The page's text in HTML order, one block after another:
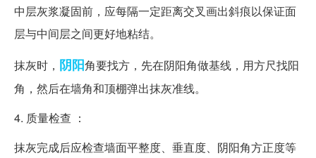
中层灰浆凝固前，应每隔一定距离交叉画出斜痕以保证面
层与中间层之间更好地粘结。
抹灰时， 阴阳角要找方，先在阴阳角做基线，用方尺找阳
角，然后在墙角和顶棚弹出抹灰准线。
4. 质量检查 ：
抹灰完成后应检查墙面平整度、垂直度、阴阳角方正度等